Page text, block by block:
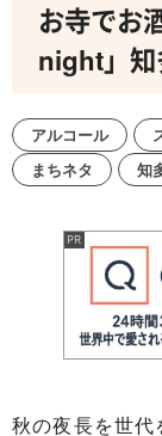
お寺でお
night」知
アルコール
まちネタ
知
秋の夜長を世代